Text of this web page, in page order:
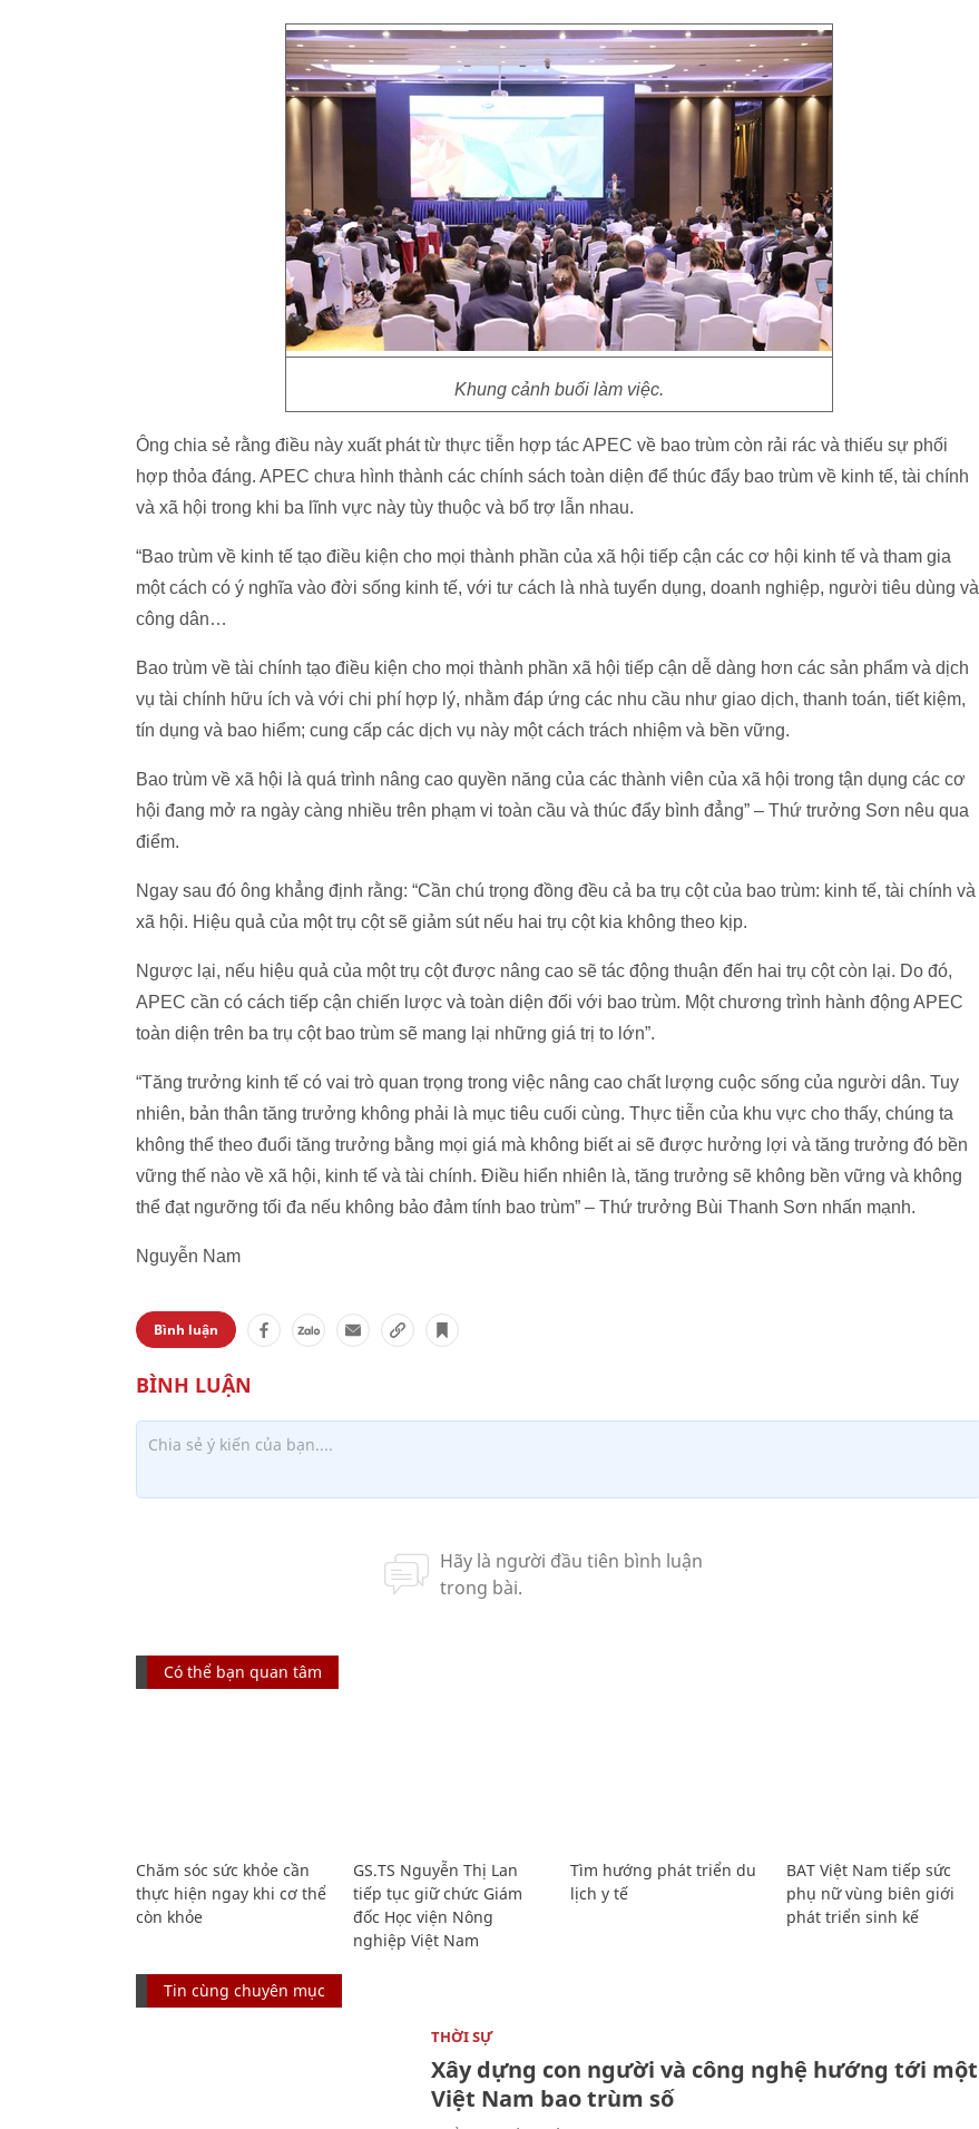
Khung cảnh buổi làm việc.
Ông chia sẻ rằng điều này xuất phát từ thực tiễn hợp tác APEC về bao trùm còn rải rác và thiếu sự phối
hợp thỏa đáng. APEC chưa hình thành các chính sách toàn diện để thúc đẩy bao trùm về kinh tế, tài chính
và xã hội trong khi ba lĩnh vực này tùy thuộc và bổ trợ lẫn nhau.
“Bao trùm về kinh tế tạo điều kiện cho mọi thành phần của xã hội tiếp cận các cơ hội kinh tế và tham gia
một cách có ý nghĩa vào đời sống kinh tế, với tư cách là nhà tuyển dụng, doanh nghiệp, người tiêu dùng và
công dân…
Bao trùm về tài chính tạo điều kiện cho mọi thành phần xã hội tiếp cận dễ dàng hơn các sản phẩm và dịch
vụ tài chính hữu ích và với chi phí hợp lý, nhằm đáp ứng các nhu cầu như giao dịch, thanh toán, tiết kiệm,
tín dụng và bao hiểm; cung cấp các dịch vụ này một cách trách nhiệm và bền vững.
Bao trùm về xã hội là quá trình nâng cao quyền năng của các thành viên của xã hội trong tận dụng các cơ
hội đang mở ra ngày càng nhiều trên phạm vi toàn cầu và thúc đẩy bình đẳng” – Thứ trưởng Sơn nêu qua
điểm.
Ngay sau đó ông khẳng định rằng: “Cần chú trọng đồng đều cả ba trụ cột của bao trùm: kinh tế, tài chính và
xã hội. Hiệu quả của một trụ cột sẽ giảm sút nếu hai trụ cột kia không theo kịp.
Ngược lại, nếu hiệu quả của một trụ cột được nâng cao sẽ tác động thuận đến hai trụ cột còn lại. Do đó,
APEC cần có cách tiếp cận chiến lược và toàn diện đối với bao trùm. Một chương trình hành động APEC
toàn diện trên ba trụ cột bao trùm sẽ mang lại những giá trị to lớn”.
“Tăng trưởng kinh tế có vai trò quan trọng trong việc nâng cao chất lượng cuộc sống của người dân. Tuy
nhiên, bản thân tăng trưởng không phải là mục tiêu cuối cùng. Thực tiễn của khu vực cho thấy, chúng ta
không thể theo đuổi tăng trưởng bằng mọi giá mà không biết ai sẽ được hưởng lợi và tăng trưởng đó bền
vững thế nào về xã hội, kinh tế và tài chính. Điều hiển nhiên là, tăng trưởng sẽ không bền vững và không
thể đạt ngưỡng tối đa nếu không bảo đảm tính bao trùm” – Thứ trưởng Bùi Thanh Sơn nhấn mạnh.
Nguyễn Nam
Bình luận
Có thể bạn quan tâm
Chăm sóc sức khỏe cần
thực hiện ngay khi cơ thể
còn khỏe
GS.TS Nguyễn Thị Lan
tiếp tục giữ chức Giám
đốc Học viện Nông
nghiệp Việt Nam
Tìm hướng phát triển du
lịch y tế
BAT Việt Nam tiếp sức
phụ nữ vùng biên giới
phát triển sinh kế
Tin cùng chuyên mục
THỜI SỰ
Xây dựng con người và công nghệ hướng tới một
Việt Nam bao trùm số